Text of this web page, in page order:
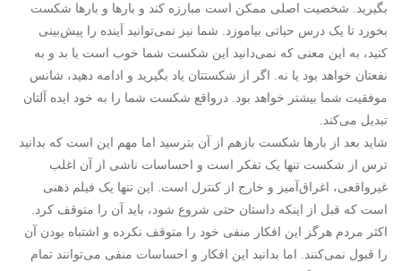
بگیرید. شخصیت اصلی ممکن است مبارزه کند و بارها و بارها شکست
بخورد تا یک درس حیاتی بیاموزد. شما نیز نمی‌توانید آینده را پیش‌بینی
کنید، به این معنی که نمی‌دانید این شکست شما خوب است یا بد و به
نفعتان خواهد بود یا نه. اگر از شکستتان یاد بگیرید و ادامه دهید، شانس
موفقیت شما بیشتر خواهد بود. درواقع شکست شما را به خود ایده آلتان
تبدیل می‌کند.
شاید بعد از بارها شکست بازهم از آن بترسید اما مهم این است که بدانید
ترس از شکست تنها یک تفکر است و احساسات ناشی از آن اغلب
غیرواقعی، اغراق‌آمیز و خارج از کنترل است. این تنها یک فیلم ذهنی
است که قبل از اینکه داستان حتی شروع شود، باید آن را متوقف کرد.
اکثر مردم هرگز این افکار منفی خود را متوقف نکرده و اشتباه بودن آن
را قبول نمی‌کنند. اما بدانید این افکار و احساسات منفی می‌توانند تمام